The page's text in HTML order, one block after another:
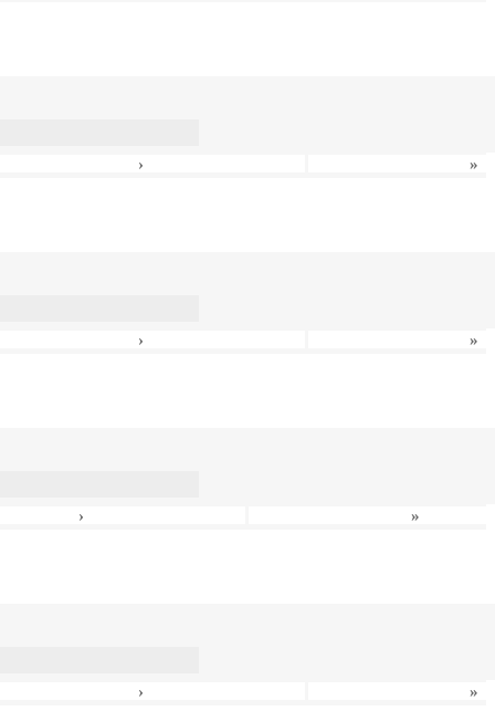
› »
› »
› »
› »